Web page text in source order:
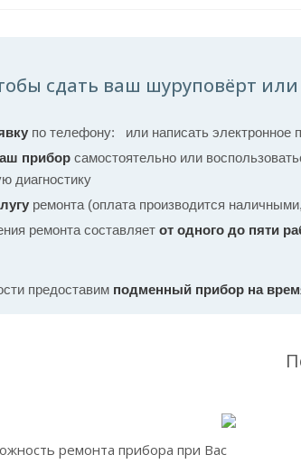
сдать ваш шуруповёрт
по телефону:
или написать электронное
прибор самостоятельно или
диагностику
ремонта (оплата производится
ремонта составляет от одного до пяти
предоставим подменный прибор на
ремонта прибора при Вас